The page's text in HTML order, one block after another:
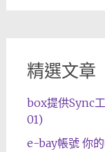
精選文章
box提供Sync
01)
e-bay帳號 你